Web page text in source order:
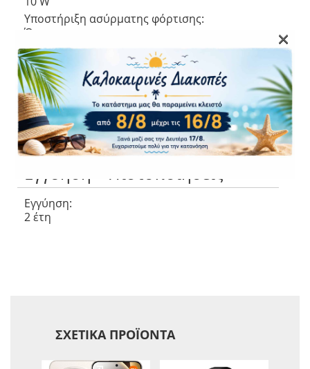
Υποστήριξη ασύρματης φόρτισης:
Όχι
Διαστάσεις και Βάρος
Διαστάσεις (ΠxΒxΥ):
168,4 mm 76,3 mm8,3mm
Βάρος:
193g
Εγγύηση – Πιστοποιήσεις
Εγγύηση:
2 έτη
ΣΧΕΤΙΚΆ ΠΡΟΪΌΝΤΑ
×